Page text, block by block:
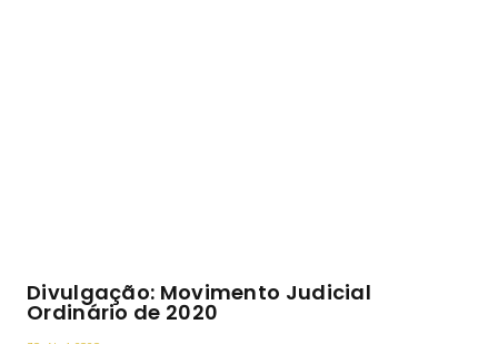
Divulgação: Movimento Judicial
Ordinário de 2020